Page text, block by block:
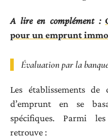
A lire en complément :
pour un emprunt
Évaluation par la
Les établissements
d’emprunt en se
spécifiques. Parmi
retrouve :